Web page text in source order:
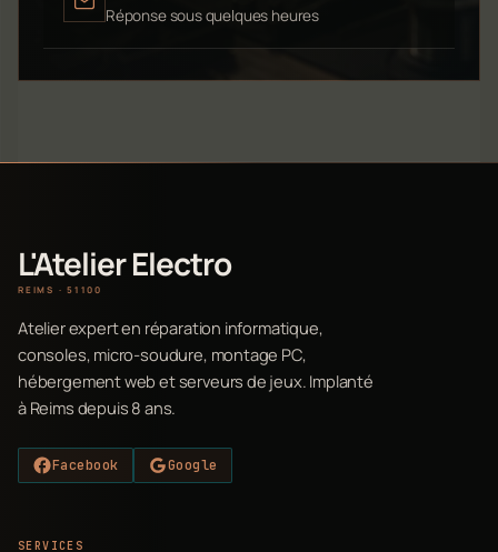
Réponse sous quelques heures
L'Atelier Electro
REIMS · 51100
Atelier expert en réparation informatique,
consoles, micro-soudure, montage PC,
hébergement web et serveurs de jeux. Implanté
à Reims depuis 8 ans.
Facebook Google
SERVICES